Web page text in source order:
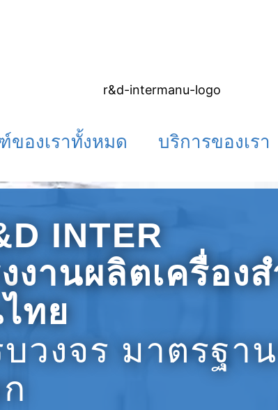
องเราทั้งหมด บริการของเรา
INTER
งานผลิตเครื่อง
ทย
วงจร มาตรฐา